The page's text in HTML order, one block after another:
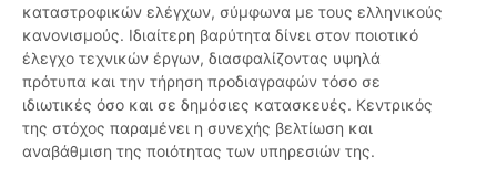
καταστροφικών ελέγχων, σύμφωνα με τους ελληνικούς
κανονισμούς. Ιδιαίτερη βαρύτητα δίνει στον ποιοτικό
έλεγχο τεχνικών έργων, διασφαλίζοντας υψηλά
πρότυπα και την τήρηση προδιαγραφών τόσο σε
ιδιωτικές όσο και σε δημόσιες κατασκευές. Κεντρικός
της στόχος παραμένει η συνεχής βελτίωση και
αναβάθμιση της ποιότητας των υπηρεσιών της.